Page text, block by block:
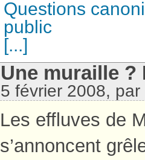
Questions
public
[...]
Une muraille
5 février 2008, par
Les effluves de
s’annoncent